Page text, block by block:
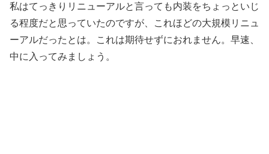
私はてっきりリニューアルと言っても内装をちょっといじ
る程度だと思っていたのですが、これほどの大規模リニュ
ーアルだったとは。これは期待せずにおれません。早速、
中に入ってみましょう。